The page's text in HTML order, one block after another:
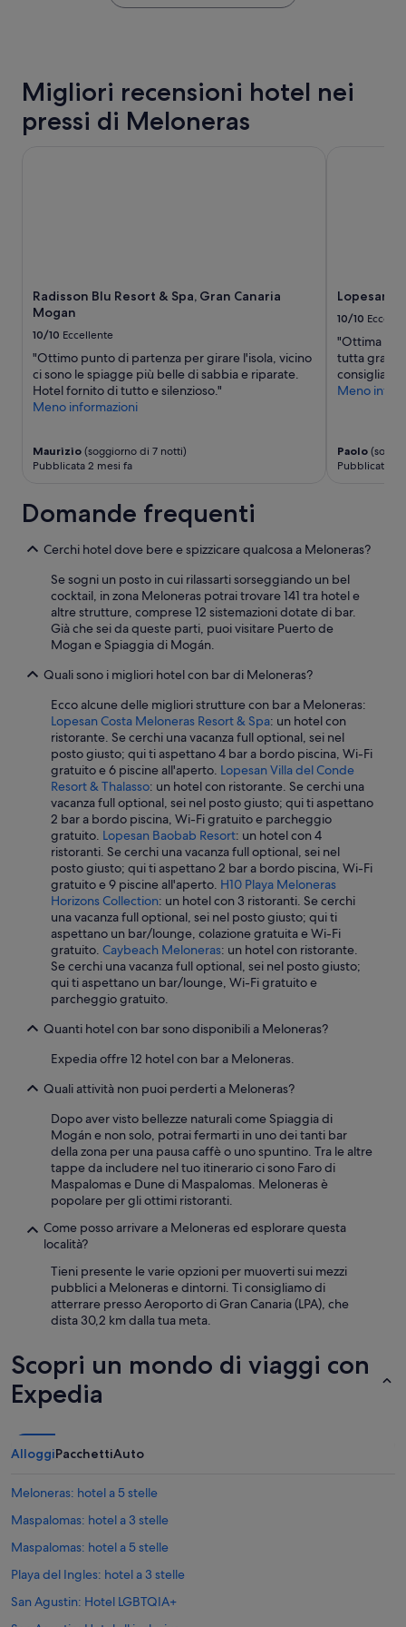
d
o
n
per
un
soggiorno
di
cambiare.
Potrebbero
essere
previste
condizioni
aggiuntive.
Migliori recensioni hotel nei
pressi di Meloneras
Radisson Blu Resort & Spa, Gran Canaria
Mogan
10/10 Eccellente
"Ottimo punto di partenza per girare l'isola, vicino
ci sono le spiagge più belle di sabbia e riparate.
Hotel fornito di tutto e silenzioso."
Meno informazioni
Maurizio (soggiorno di 7 notti)
Pubblicata 2 mesi fa
Lopesan
10/10
"Ottima
tutta gran
consigliata"
Meno
Paolo
Pubblicata 4
Domande frequenti
Cerchi hotel dove bere e spizzicare qualcosa a Meloneras?
Se sogni un posto in cui rilassarti sorseggiando un bel
cocktail, in zona Meloneras potrai trovare 141 tra hotel e
altre strutture, comprese 12 sistemazioni dotate di bar.
Già che sei da queste parti, puoi visitare Puerto de
Mogan e Spiaggia di Mogán.
Quali sono i migliori hotel con bar di Meloneras?
Ecco alcune delle migliori strutture con bar a Meloneras:
Lopesan Costa Meloneras Resort & Spa: un hotel con
ristorante. Se cerchi una vacanza full optional, sei nel
posto giusto; qui ti aspettano 4 bar a bordo piscina, Wi-Fi
gratuito e 6 piscine all'aperto. Lopesan Villa del Conde
Resort & Thalasso: un hotel con ristorante. Se cerchi una
vacanza full optional, sei nel posto giusto; qui ti aspettano
2 bar a bordo piscina, Wi-Fi gratuito e parcheggio
gratuito. Lopesan Baobab Resort: un hotel con 4
ristoranti. Se cerchi una vacanza full optional, sei nel
posto giusto; qui ti aspettano 2 bar a bordo piscina, Wi-Fi
gratuito e 9 piscine all'aperto. H10 Playa Meloneras
Horizons Collection: un hotel con 3 ristoranti. Se cerchi
una vacanza full optional, sei nel posto giusto; qui ti
aspettano un bar/lounge, colazione gratuita e Wi-Fi
gratuito. Caybeach Meloneras: un hotel con ristorante.
Se cerchi una vacanza full optional, sei nel posto giusto;
qui ti aspettano un bar/lounge, Wi-Fi gratuito e
parcheggio gratuito.
Quanti hotel con bar sono disponibili a Meloneras?
Expedia offre 12 hotel con bar a Meloneras.
Quali attività non puoi perderti a Meloneras?
Dopo aver visto bellezze naturali come Spiaggia di
Mogán e non solo, potrai fermarti in uno dei tanti bar
della zona per una pausa caffè o uno spuntino. Tra le altre
tappe da includere nel tuo itinerario ci sono Faro di
Maspalomas e Dune di Maspalomas. Meloneras è
popolare per gli ottimi ristoranti.
Come posso arrivare a Meloneras ed esplorare questa
località?
Tieni presente le varie opzioni per muoverti sui mezzi
pubblici a Meloneras e dintorni. Ti consigliamo di
atterrare presso Aeroporto di Gran Canaria (LPA), che
dista 30,2 km dalla tua meta.
Scopri un mondo di viaggi con
Expedia
AlloggiPacchettiAuto
Meloneras: hotel a 5 stelle
Maspalomas: hotel a 3 stelle
Maspalomas: hotel a 5 stelle
Playa del Ingles: hotel a 3 stelle
San Agustin: Hotel LGBTQIA+